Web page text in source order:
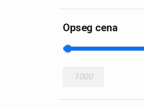
M. prsluci
Ž. kompleti
Opseg cena
1000